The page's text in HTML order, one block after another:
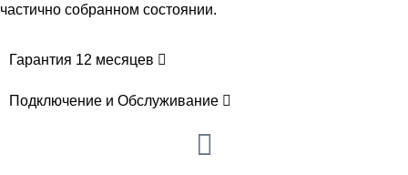
частично собранном состоянии.
Гарантия 12 месяцев
Подключение и Обслуживание